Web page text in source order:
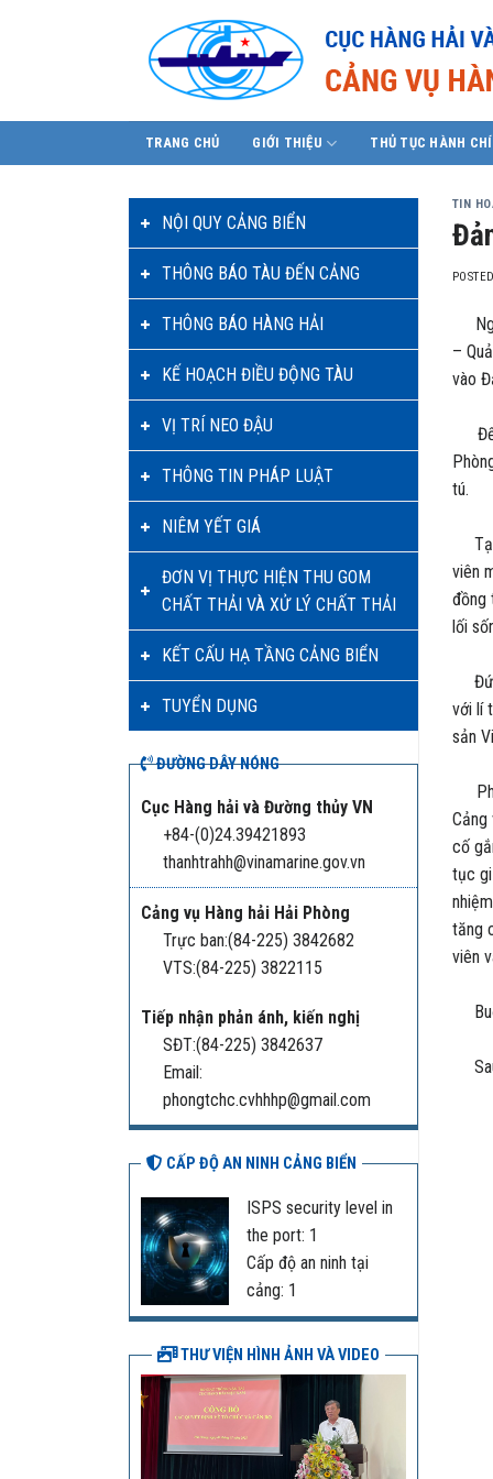
TRANG CHỦ GIỚI THIỆU THỦ TỤC HÀNH
NỘI QUY CẢNG BIỂN
THÔNG BÁO TÀU ĐẾN CẢNG
THÔNG BÁO HÀNG HẢI
KẾ HOẠCH ĐIỀU ĐỘNG TÀU
VỊ TRÍ NEO ĐẬU
THÔNG TIN PHÁP LUẬT
NIÊM YẾT GIÁ
ĐƠN VỊ THỰC HIỆN THU GOM
CHẤT THẢI VÀ XỬ LÝ CHẤT THẢI
KẾT CẤU HẠ TẦNG CẢNG BIỂN
TUYỂN DỤNG
ĐƯỜNG DÂY NÓNG
Cục Hàng hải và Đường thủy VN
+84-(0)24.39421893
thanhtrahh@vinamarine.gov.vn
Cảng vụ Hàng hải Hải Phòng
Trực ban:(84-225) 3842682
VTS:(84-225) 3822115
Tiếp nhận phản ánh, kiến nghị
SĐT:(84-225) 3842637
Email:
phongtchc.cvhhhp@gmail.com
CẤP ĐỘ AN NINH CẢNG BIỂN
ISPS security level in
the port: 1
Cấp độ an ninh tại
cảng: 1
THƯ VIỆN HÌNH ẢNH VÀ VIDEO
TIN
–
vào
Đến
tú.
Tại
viên
đồng
lối
với lí
sản
cố
tục
tăng
viên